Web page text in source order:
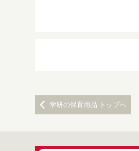
学研の保育用品 トップへ